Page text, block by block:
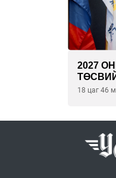
2027
2026
18 цаг 46